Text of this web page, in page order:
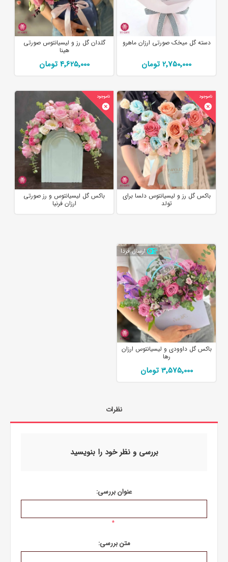
دسته گل میخک صورتی ارزان ماهرو
2٬750٬000 تومان
گلدان گل رز و لیسیانتوس صورتی
هینا
4٬625٬000 تومان
باکس گل رز و لیسیانتوس دلسا برای
تولد
باکس گل لیسیانتوس و رز صورتی
ارزان فرنیا
ارسال فردا
باکس گل داوودی و لیسیانتوس ارزان
رها
3٬575٬000 تومان
نظرات
بررسی و نظر خود را بنویسید
عنوان بررسی:
*
متن بررسی: